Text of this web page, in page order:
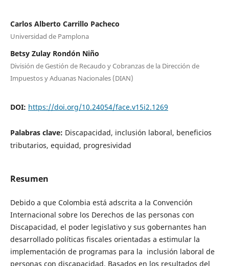
Carlos Alberto Carrillo Pacheco
Universidad de Pamplona
Betsy Zulay Rondón Niño
División de Gestión de Recaudo y Cobranzas de la Dirección de
Impuestos y Aduanas Nacionales (DIAN)
DOI: https://doi.org/10.24054/face.v15i2.1269
Palabras clave: Discapacidad, inclusión laboral, beneficios
tributarios, equidad, progresividad
Resumen
Debido a que Colombia está adscrita a la Convención
Internacional sobre los Derechos de las personas con
Discapacidad, el poder legislativo y sus gobernantes han
desarrollado políticas fiscales orientadas a estimular la
implementación de programas para la inclusión laboral de
personas con discapacidad. Basados en los resultados del